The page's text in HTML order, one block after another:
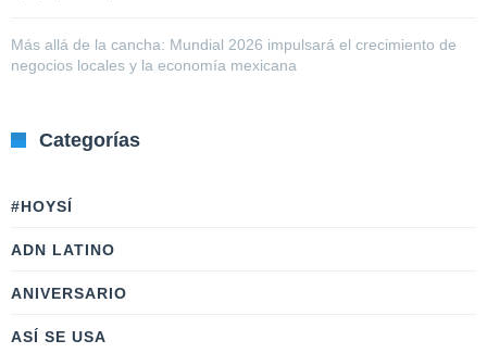
Más allá de la cancha: Mundial 2026 impulsará el crecimiento de
negocios locales y la economía mexicana
Categorías
#HOYSÍ
ADN LATINO
ANIVERSARIO
ASÍ SE USA